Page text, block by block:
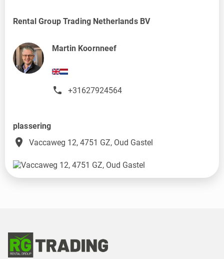
Rental Group Trading Netherlands BV
Martin Koornneef
+31627924564
plassering
place Vaccaweg 12, 4751 GZ, Oud Gastel